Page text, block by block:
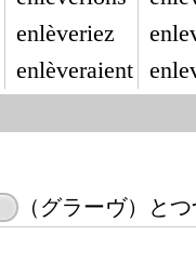
enlèveriez
enlèveraient
（グラーヴ）と